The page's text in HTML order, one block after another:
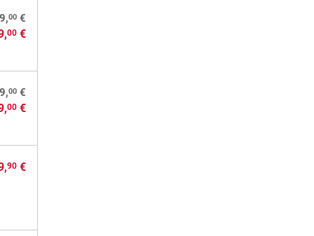
00 €
00 €
00 €
00 €
90 €